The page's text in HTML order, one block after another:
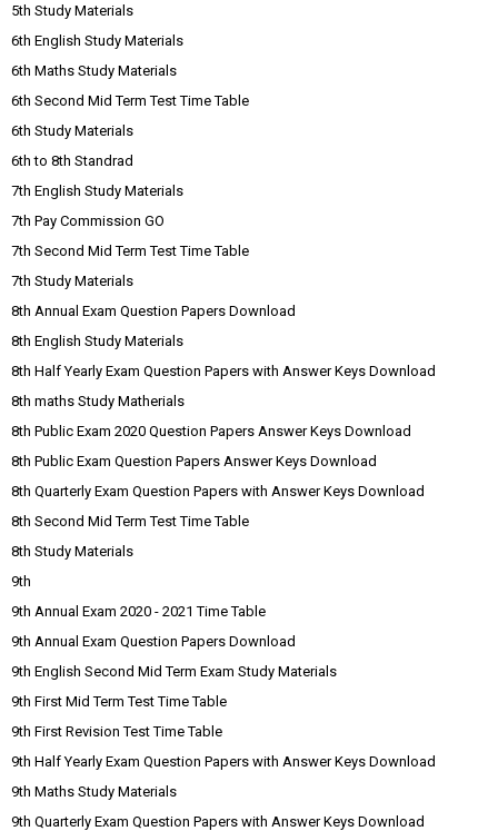
5th Study Materials
6th English Study Materials
6th Maths Study Materials
6th Second Mid Term Test Time Table
6th Study Materials
6th to 8th Standrad
7th English Study Materials
7th Pay Commission GO
7th Second Mid Term Test Time Table
7th Study Materials
8th Annual Exam Question Papers Download
8th English Study Materials
8th Half Yearly Exam Question Papers with Answer Keys Download
8th maths Study Matherials
8th Public Exam 2020 Question Papers Answer Keys Download
8th Public Exam Question Papers Answer Keys Download
8th Quarterly Exam Question Papers with Answer Keys Download
8th Second Mid Term Test Time Table
8th Study Materials
9th
9th Annual Exam 2020 - 2021 Time Table
9th Annual Exam Question Papers Download
9th English Second Mid Term Exam Study Materials
9th First Mid Term Test Time Table
9th First Revision Test Time Table
9th Half Yearly Exam Question Papers with Answer Keys Download
9th Maths Study Materials
9th Quarterly Exam Question Papers with Answer Keys Download